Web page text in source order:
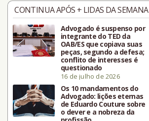
CONTINUA APÓS + LIDAS DA SEMANA
Advogado é suspenso por
integrante do TED da
OAB/ES que copiava suas
peças, segundo a defesa;
conflito de interesses é
questionado
16 de julho de 2026
Os 10 mandamentos do
Advogado: lições eternas
de Eduardo Couture sobre
o dever e a nobreza da